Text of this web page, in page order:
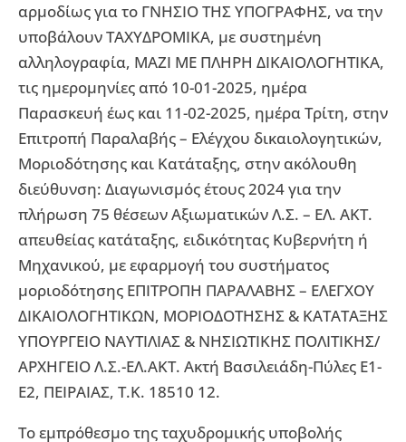
αρμοδίως για το ΓΝΗΣΙΟ ΤΗΣ ΥΠΟΓΡΑΦΗΣ, να την
υποβάλουν ΤΑΧΥΔΡΟΜΙΚΑ, με συστημένη
αλληλογραφία, ΜΑΖΙ ΜΕ ΠΛΗΡΗ ΔΙΚΑΙΟΛΟΓΗΤΙΚΑ,
τις ημερομηνίες από 10-01-2025, ημέρα
Παρασκευή έως και 11-02-2025, ημέρα Τρίτη, στην
Επιτροπή Παραλαβής – Ελέγχου δικαιολογητικών,
Μοριοδότησης και Κατάταξης, στην ακόλουθη
διεύθυνση: Διαγωνισμός έτους 2024 για την
πλήρωση 75 θέσεων Αξιωματικών Λ.Σ. – ΕΛ. ΑΚΤ.
απευθείας κατάταξης, ειδικότητας Κυβερνήτη ή
Μηχανικού, με εφαρμογή του συστήματος
μοριοδότησης ΕΠΙΤΡΟΠΗ ΠΑΡΑΛΑΒΗΣ – ΕΛΕΓΧΟΥ
ΔΙΚΑΙΟΛΟΓΗΤΙΚΩΝ, ΜΟΡΙΟΔΟΤΗΣΗΣ & ΚΑΤΑΤΑΞΗΣ
ΥΠΟΥΡΓΕΙΟ ΝΑΥΤΙΛΙΑΣ & ΝΗΣΙΩΤΙΚΗΣ ΠΟΛΙΤΙΚΗΣ/
ΑΡΧΗΓΕΙΟ Λ.Σ.-ΕΛ.ΑΚΤ. Ακτή Βασιλειάδη-Πύλες Ε1-
Ε2, ΠΕΙΡΑΙΑΣ, Τ.Κ. 18510 12.
Το εμπρόθεσμο της ταχυδρομικής υποβολής